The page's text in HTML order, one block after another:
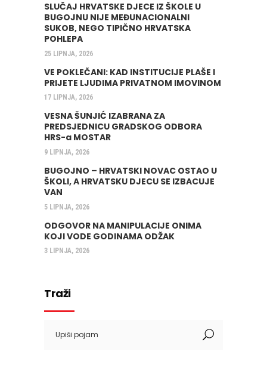
SLUČAJ HRVATSKE DJECE IZ ŠKOLE U
BUGOJNU NIJE MEĐUNACIONALNI
SUKOB, NEGO TIPIČNO HRVATSKA
POHLEPA
25 LIPNJA, 2026
VE POKLEČANI: KAD INSTITUCIJE PLAŠE I
PRIJETE LJUDIMA PRIVATNOM IMOVINOM
17 LIPNJA, 2026
VESNA ŠUNJIĆ IZABRANA ZA
PREDSJEDNICU GRADSKOG ODBORA
HRS-a MOSTAR
9 LIPNJA, 2026
BUGOJNO – HRVATSKI NOVAC OSTAO U
ŠKOLI, A HRVATSKU DJECU SE IZBACUJE
VAN
5 LIPNJA, 2026
ODGOVOR NA MANIPULACIJE ONIMA
KOJI VODE GODINAMA ODŽAK
3 LIPNJA, 2026
Traži
for: